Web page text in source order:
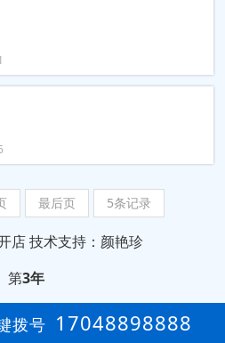
最后页 5条记录
店技术支持：颜艳珍
第3年
拨号 17048898888